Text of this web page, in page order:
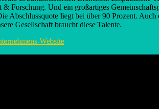
Forschung. Und ein großartiges
Abschlussquote liegt bei über 90 Prozent.
Gesellschaft braucht diese Talente.
Website